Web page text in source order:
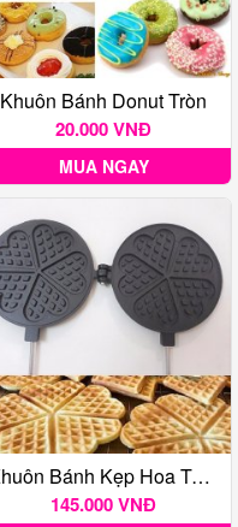
Khuôn Bánh Donut Tròn
20.000 VNĐ
MUA NGAY
Khuôn Bánh Kẹp Hoa Tàn Ong Chống Dính Nhỏ 14 Cm
145.000 VNĐ